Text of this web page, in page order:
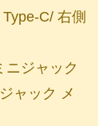
C/ 右側
ニジャック
ャック メ